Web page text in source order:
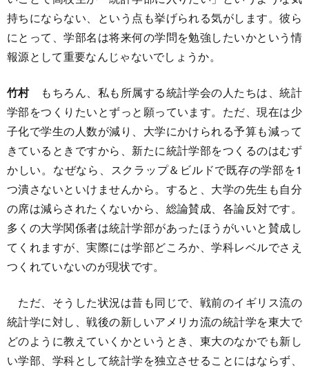
持ちにならない、という点も挙げられる気がします。彼ら
にとって、学部名は将来何の学問を勉強したいかという情
報源として重要なんじゃないでしょうか。
竹村もちろん、私も所属する統計学会の人たちは、統計
学部をつくりたいとずっと願っています。ただ、現在は少
子化で学生の人数が減り、大学にかけられる予算も減って
きているときですから、新たに統計学部をつくるのはむず
かしい。なぜなら、スクラップ＆ビルドで既存の学部を1
つ潰さないといけませんから。すると、大学の先生も自分
の席は減らされたくないから、総論賛成、各論反対です。
多くの大学関係者は統計学部があったほうがいいと賛成し
てくれますが、実際には学部どころか、学科レベルでさえ
つくれていないのが現状です。
ただ、そうした状況は昔も同じで、戦前のイギリス流の
統計学に対し、戦後の新しいアメリカ流の統計学を東大で
どのように教えていくかというとき、東大のなかでも新し
い学部、学科として統計学を独立させることにはならず、